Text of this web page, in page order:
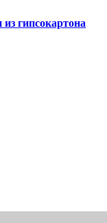
гипсокартона